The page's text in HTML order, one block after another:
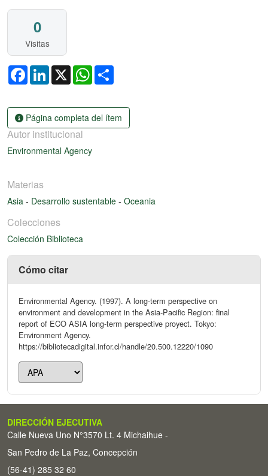
0
Visitas
FacebookLinkedIn
X WhatsApp
Página completa del ítem
Autor institucional
Environmental Agency
Materias
Asia - Desarrollo sustentable - Oceania
Colecciones
Colección Biblioteca
Cómo citar
Environmental Agency. (1997). A long-term perspective on
environment and development in the Asia-Pacific Region: final
report of ECO ASIA long-term perspective proyect. Tokyo:
Environment Agency.
https://bibliotecadigital.infor.cl/handle/20.500.12220/1090
DIRECCIÓN EJECUTIVA
Calle Nueva Uno N°3570 Lt. 4 Michaihue -
San Pedro de La Paz, Concepción
(56-41) 285 32 60